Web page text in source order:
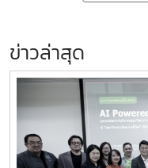
ข่าวล่าสุด